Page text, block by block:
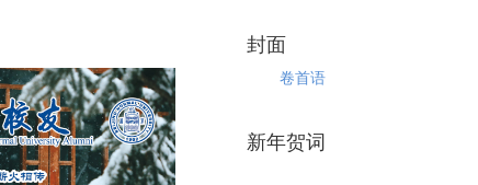
封面
卷首语
新年贺词